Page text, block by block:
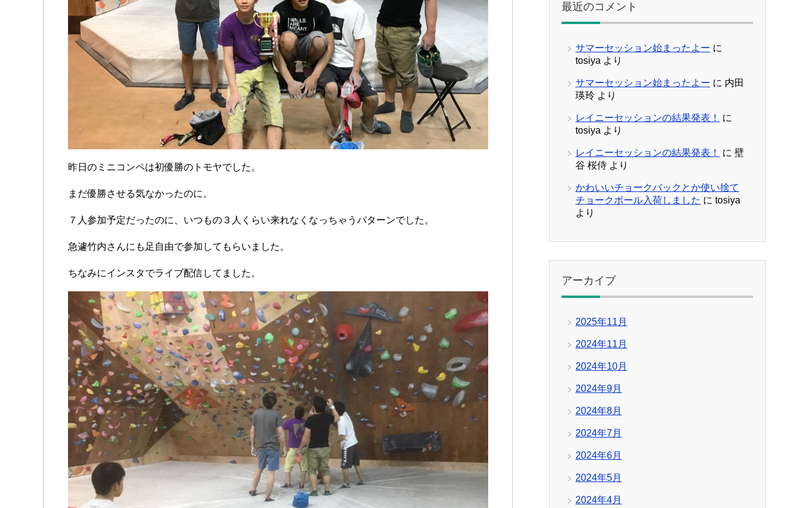
昨日のミニコンペは初優勝のトモヤでした。
まだ優勝させる気なかったのに。
７人参加予定だったのに、いつもの３人くらい来れなくなっちゃうパターンでした。
急遽竹内さんにも足自由で参加してもらいました。
ちなみにインスタでライブ配信してました。
最近のコメント
サマーセッション始まったよー に
tosiya より
サマーセッション始まったよー に 内田
瑛玲 より
レイニーセッションの結果発表！
に
tosiya より
レイニーセッションの結果発表！ に 壁
谷 桜侍 より
かわいいチョークバックとか使い捨て
チョークボール入荷しました に tosiya
より
アーカイブ
2025年11月
2024年11月
2024年10月
2024年9月
2024年8月
2024年7月
2024年6月
2024年5月
2024年4月